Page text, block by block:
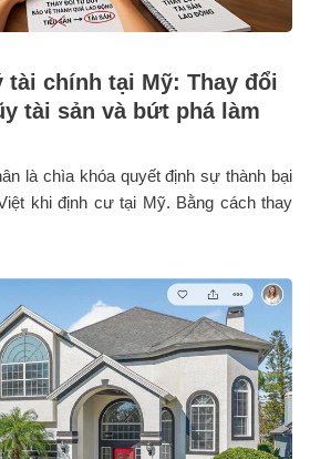
tài chính tại Mỹ: Thay đổi
tài sản và bứt phá làm
là chìa khóa quyết định sự thành bại
khi định cư tại Mỹ. Bằng cách thay